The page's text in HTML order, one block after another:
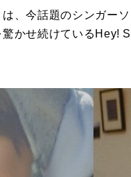
は、今話題のシンガー
驚かせ続けているHey!